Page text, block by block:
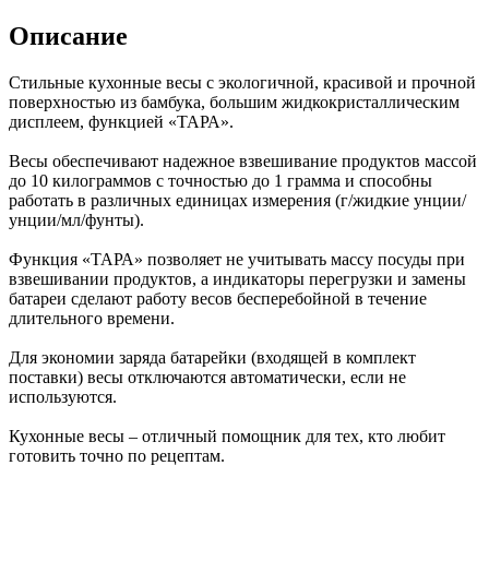
Описание
Стильные кухонные весы с экологичной, красивой и прочной
поверхностью из бамбука, большим жидкокристаллическим
дисплеем, функцией «ТАРА».
Весы обеспечивают надежное взвешивание продуктов массой
до 10 килограммов с точностью до 1 грамма и способны
работать в различных единицах измерения (г/жидкие унции/
унции/мл/фунты).
Функция «ТАРА» позволяет не учитывать массу посуды при
взвешивании продуктов, а индикаторы перегрузки и замены
батареи сделают работу весов бесперебойной в течение
длительного времени.
Для экономии заряда батарейки (входящей в комплект
поставки) весы отключаются автоматически, если не
используются.
Кухонные весы – отличный помощник для тех, кто любит
готовить точно по рецептам.